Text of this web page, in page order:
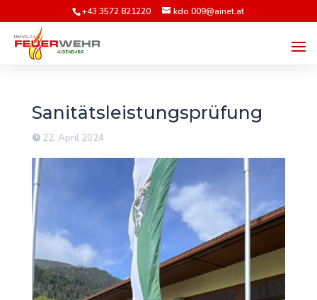
+43 3572 821220 kdo.009@ainet.at
Sanitätsleistungsprüfung
22. April 2024